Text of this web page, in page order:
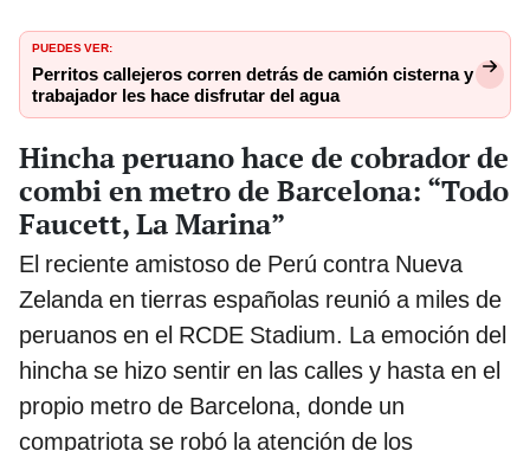
PUEDES VER:
Perritos callejeros corren detrás de camión cisterna y
trabajador les hace disfrutar del agua
Hincha peruano hace de cobrador de
combi en metro de Barcelona: “Todo
Faucett, La Marina”
El reciente amistoso de Perú contra Nueva
Zelanda en tierras españolas reunió a miles de
peruanos en el RCDE Stadium. La emoción del
hincha se hizo sentir en las calles y hasta en el
propio metro de Barcelona, donde un
compatriota se robó la atención de los